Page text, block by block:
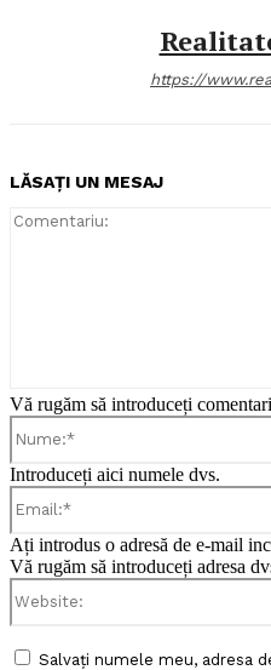
https://
LĂSAȚI UN MESAJ
Vă rugăm să introduceți
Introduceți aici numele dvs.
Ați introdus o adresă de e-mail
Vă rugăm să introduceți adresa
Salvați numele meu, adresa